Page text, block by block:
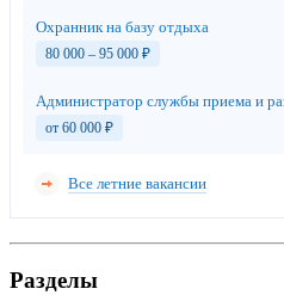
Охранник на базу отдыха
80 000 – 95 000 ₽
Администратор службы приема и
от 60 000 ₽
Все летние вакансии
Разделы